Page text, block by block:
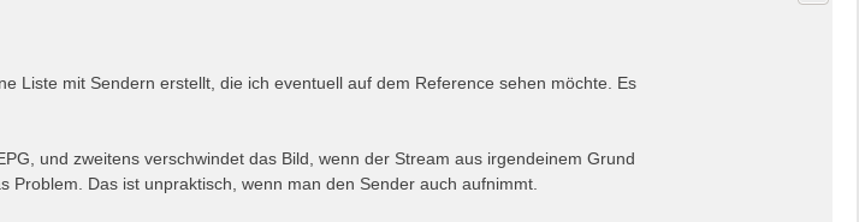
o
Liste mit Sendern erstellt, die ich eventuell auf dem Reference sehen möchte. Es
und zweitens verschwindet das Bild, wenn der Stream aus irgendeinem Grund
Problem. Das ist unpraktisch, wenn man den Sender auch aufnimmt.